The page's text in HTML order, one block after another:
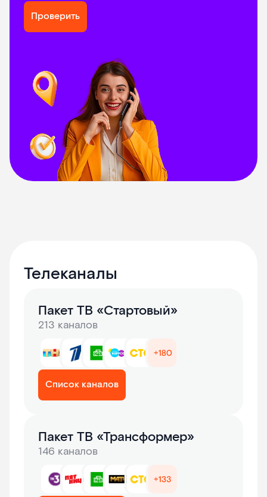
Проверить
Телеканалы
Пакет ТВ «Стартовый»
213 каналов
Список каналов
Пакет ТВ «Трансформер»
146 каналов